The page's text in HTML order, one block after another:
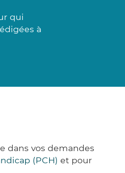
qui
à
dans vos demandes
(PCH) et pour